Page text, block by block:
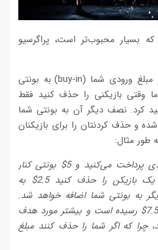
بسیار محبوب‌تر است، پراگرسیو
در این فرمت مقداری از مبلغ ورودی شما (buy-in) به بونتی
وقتی بازیکنی را حذف کنید فقط
کرد. نصف دیگر آن به بونتی شما
و حذف کردنتان را برای بازیکنان
طور مثال:
شما 10$ را به عنوان ورودی پرداخت می‌کنید و 5$ بونتی کنار
اسمتان قرار می‌گیرد. اگر یک بازیکن را حذف کنید 2.5$ به
اکانت و 2.5$ دیگر به بونتی شما اضافه خواهد شد.
مبلغ بونتی شما اکنون به 7.5$ رسیده است و بیشتر مورد هدف
چرا که اگر شما را حذف کنند مبلغ